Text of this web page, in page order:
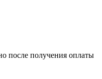
после получения оплаты